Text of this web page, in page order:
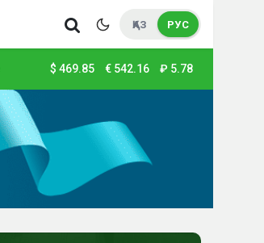
ҚАЗ РУС
$ 469.85 € 542.16 ₽ 5.78